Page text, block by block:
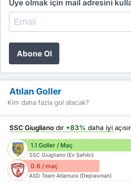
Üye olmak için mail adresini
Abone Ol
Atılan Goller
Kim daha fazla gol atacak?
SSC Giugliano dır +83% daha iyi
1.1 Goller / Maç
SSC Giugliano (Ev Sahibi)
0.6 / maç
ASD Team Altamura (Deplasman)